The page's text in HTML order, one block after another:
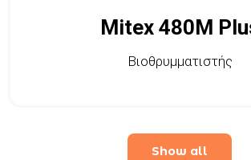
Mitex 480M
Βιοθρυμματιστής
Show all